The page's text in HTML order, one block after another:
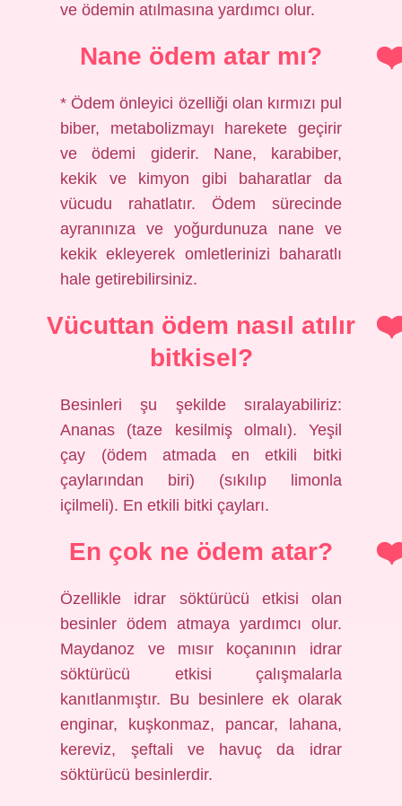
ve ödemin atılmasına yardımcı olur.
Nane ödem atar mı?
* Ödem önleyici özelliği olan kırmızı pul
biber, metabolizmayı harekete geçirir
ve ödemi giderir. Nane, karabiber,
kekik ve kimyon gibi baharatlar da
vücudu rahatlatır. Ödem sürecinde
ayranınıza ve yoğurdunuza nane ve
kekik ekleyerek omletlerinizi baharatlı
hale getirebilirsiniz.
Vücuttan ödem nasıl atılır
bitkisel?
Besinleri şu şekilde sıralayabiliriz:
Ananas (taze kesilmiş olmalı). Yeşil
çay (ödem atmada en etkili bitki
çaylarından biri) (sıkılıp limonla
içilmeli). En etkili bitki çayları.
En çok ne ödem atar?
Özellikle idrar söktürücü etkisi olan
besinler ödem atmaya yardımcı olur.
Maydanoz ve mısır koçanının idrar
söktürücü etkisi çalışmalarla
kanıtlanmıştır. Bu besinlere ek olarak
enginar, kuşkonmaz, pancar, lahana,
kereviz, şeftali ve havuç da idrar
söktürücü besinlerdir.